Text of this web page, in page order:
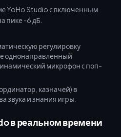
регулировку
однонаправленный
микрофон с поп-
казначей) в
звука и знания игры.
в реальном времени